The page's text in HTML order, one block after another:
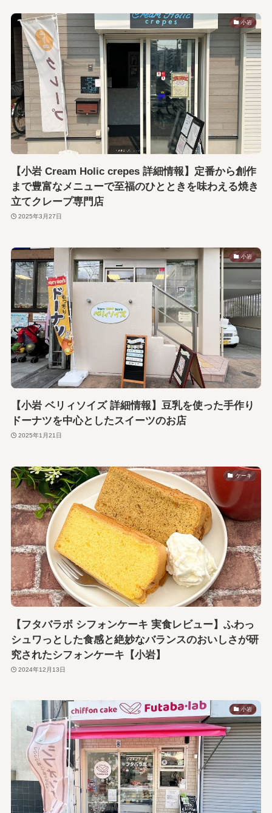
小岩
【小岩 Cream Holic crepes 詳細情報】定番から創作
まで豊富なメニューで至福のひとときを味わえる焼き
立てクレープ専門店
2025年3月27日
小岩
【小岩 ベリィソイズ 詳細情報】豆乳を使った手作り
ドーナツを中心としたスイーツのお店
2025年1月21日
ケーキ
【フタバラボ シフォンケーキ 実食レビュー】ふわっ
シュワっとした食感と絶妙なバランスのおいしさが研
究されたシフォンケーキ【小岩】
2024年12月13日
小岩